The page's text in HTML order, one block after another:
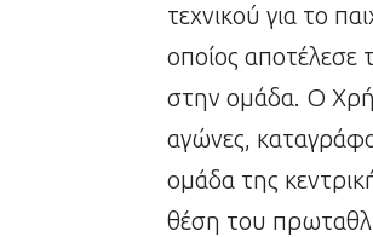
τεχνικού για το
οποίος αποτέλεσε
στην ομάδα. Ο
αγώνες,
ομάδα της
θέση του